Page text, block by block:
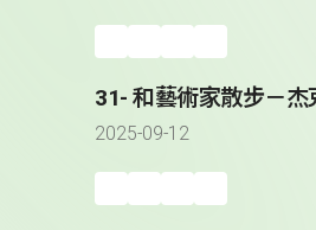
31- 和藝術家散步－杰
2025-09-12